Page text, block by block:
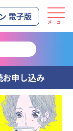
電子版 メニュー
お申し込み